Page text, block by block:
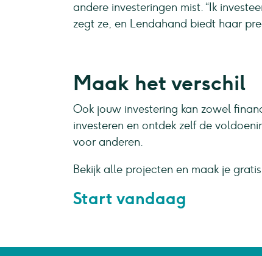
andere investeringen mist. “Ik
zegt ze, en Lendahand biedt haar
Maak het verschil
Ook jouw investering kan zowel
investeren en ontdek zelf de
voor anderen.
Bekijk alle projecten en maak je
Start vandaag